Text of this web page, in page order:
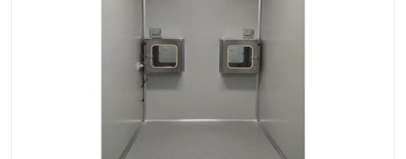
食品饮料
恒温恒湿净化空调 过滤器